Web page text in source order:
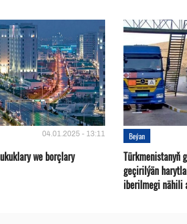
04.01.2025 - 13:11
we bоrçlary
Beýan
Türkmenistanyň
geçirilýän
iberilmegi nähili